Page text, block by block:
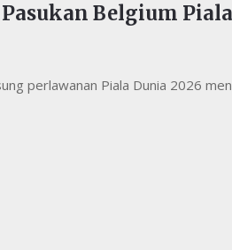
Belgium
perlawanan Piala Dunia 2026